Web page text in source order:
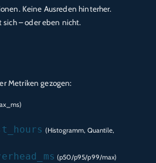
Keine Ausreden hinterher.
– oder eben nicht.
Metriken gezogen:
(Histogramm, Quantile,
(p50/p95/p99/max)